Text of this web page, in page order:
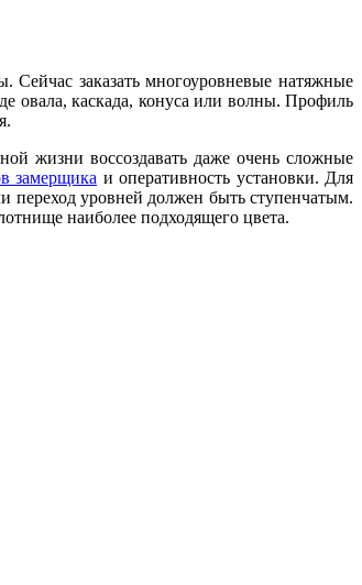
заказать многоуровневые натяжные
овала, каскада, конуса или волны. Профиль
жизни воссоздавать даже очень сложные
замерщика и оперативность установки. Для
переход уровней должен быть ступенчатым.
наиболее подходящего цвета.